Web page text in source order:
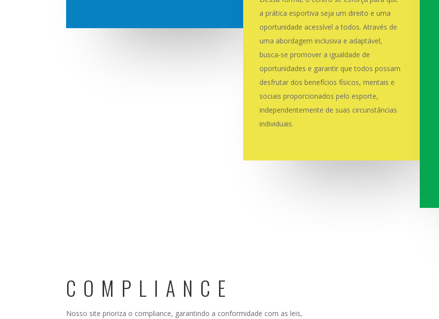
a prática esportiva seja um direito e uma
oportunidade acessível a todos. Através de
uma abordagem inclusiva e adaptável,
busca-se promover a igualdade de
oportunidades e garantir que todos possam
desfrutar dos benefícios físicos, mentais e
sociais proporcionados pelo esporte,
independentemente de suas circunstâncias
individuais.
COMPLIANCE
Nosso site prioriza o compliance, garantindo a conformidade com as leis,